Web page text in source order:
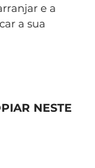
e a
a sua
NESTE